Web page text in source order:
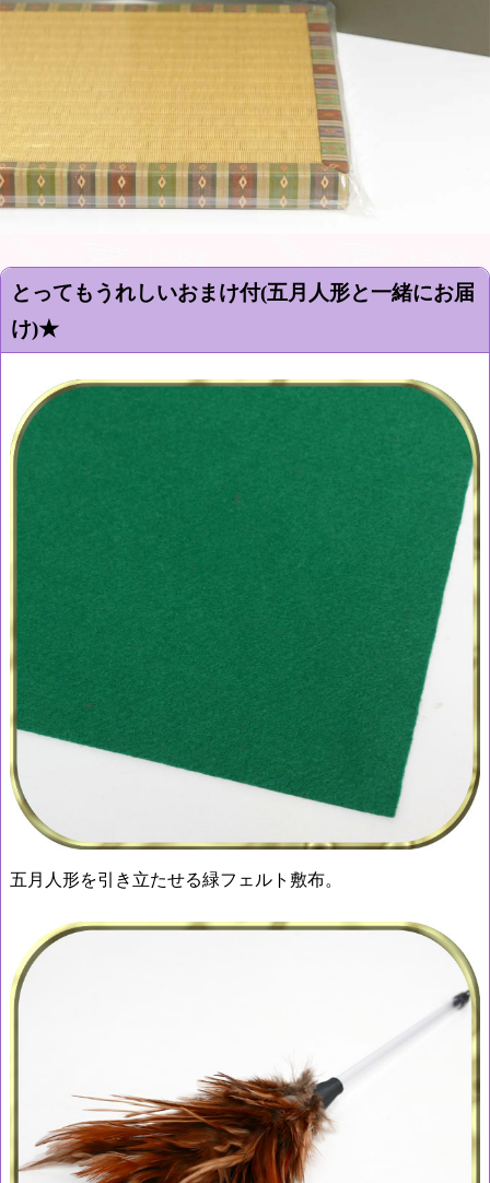
とってもうれしいおまけ付(五月人形と一緒にお届
け)★
五月人形を引き立たせる緑フェルト敷布。